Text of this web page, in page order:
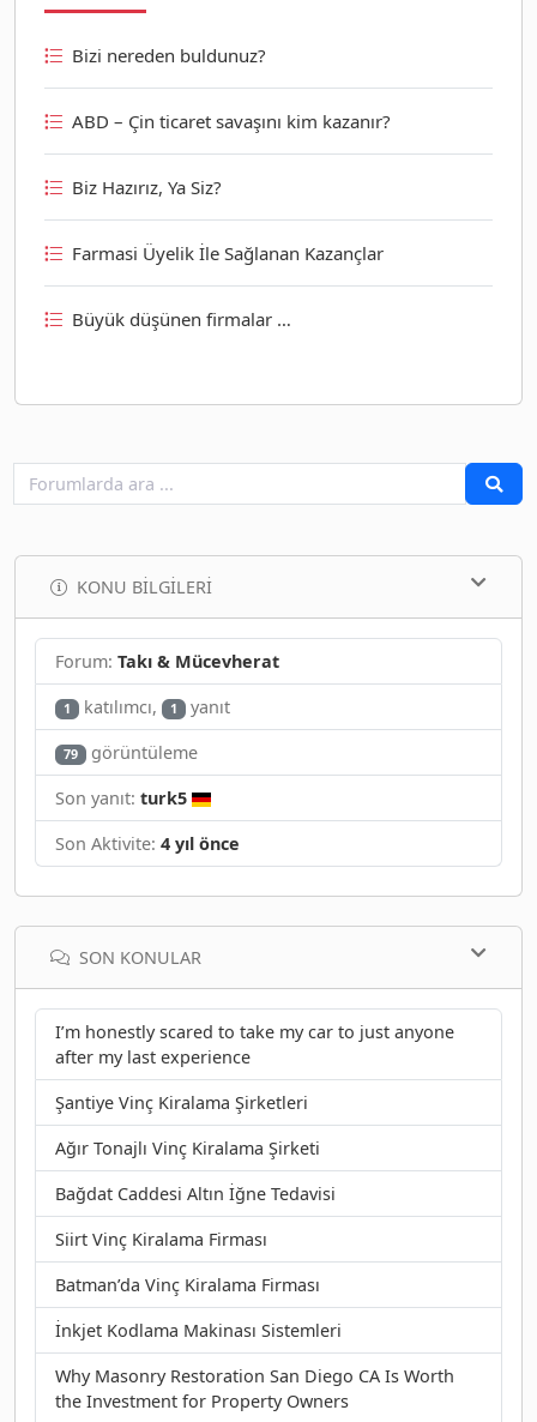
Bizi nereden buldunuz?
ABD – Çin ticaret savaşını kim kazanır?
Biz Hazırız, Ya Siz?
Farmasi Üyelik İle Sağlanan Kazançlar
Büyük düşünen firmalar …
KONU BILGILERI
Forum: Takı & Mücevherat
1 katılımcı, 1 yanıt
79
görüntüleme
Son yanıt: turk5
Son Aktivite: 4 yıl önce
SON KONULAR
I’m honestly scared to take my car to just anyone
after my last experience
Şantiye Vinç Kiralama Şirketleri
Ağır Tonajlı Vinç Kiralama Şirketi
Bağdat Caddesi Altın İğne Tedavisi
Siirt Vinç Kiralama Firması
Batman’da Vinç Kiralama Firması
İnkjet Kodlama Makinası Sistemleri
Why Masonry Restoration San Diego CA Is Worth
the Investment for Property Owners